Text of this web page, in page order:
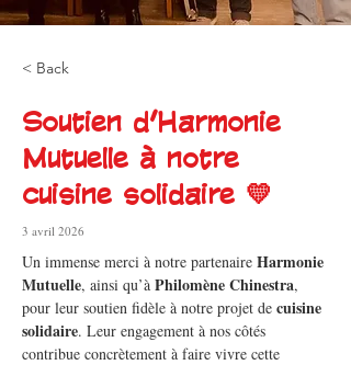
< Back
Soutien d’Harmonie
Mutuelle à notre
cuisine solidaire 💛
3 avril 2026
Un immense merci à notre partenaire Harmonie
Mutuelle, ainsi qu’à Philomène Chinestra,
pour leur soutien fidèle à notre projet de cuisine
solidaire. Leur engagement à nos côtés
contribue concrètement à faire vivre cette